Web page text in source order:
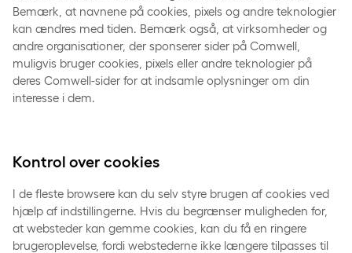
Bemærk, at navnene på cookies, pixels og andre teknologier
kan ændres med tiden. Bemærk også, at virksomheder og
andre organisationer, der sponserer sider på Comwell,
muligvis bruger cookies, pixels eller andre teknologier på
deres Comwell-sider for at indsamle oplysninger om din
interesse i dem.
Kontrol over cookies
I de fleste browsere kan du selv styre brugen af cookies ved
hjælp af indstillingerne. Hvis du begrænser muligheden for,
at websteder kan gemme cookies, kan du få en ringere
brugeroplevelse, fordi webstederne ikke længere tilpasses til